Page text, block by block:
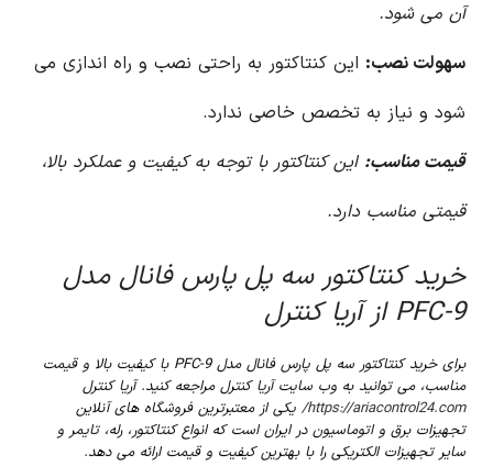
آن می شود.
سهولت نصب: این کنتاکتور به راحتی نصب و راه اندازی می
شود و نیاز به تخصص خاصی ندارد.
قیمت مناسب: این کنتاکتور با توجه به کیفیت و عملکرد بالا،
قیمتی مناسب دارد.
خرید کنتاکتور سه پل پارس فانال مدل
PFC-9 از آریا کنترل
برای خرید کنتاکتور سه پل پارس فانال مدل PFC-9 با کیفیت بالا و قیمت
مناسب، می توانید به وب سایت آریا کنترل مراجعه کنید. آریا کنترل
https://ariacontrol24.com/ یکی از معتبرترین فروشگاه های آنلاین
تجهیزات برق و اتوماسیون در ایران است که انواع کنتاکتور، رله، تایمر و
سایر تجهیزات الکتریکی را با بهترین کیفیت و قیمت ارائه می دهد.